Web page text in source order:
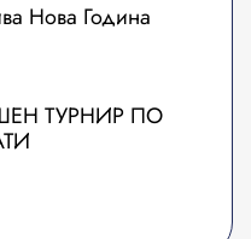
Нова Година
ТУРНИР ПО